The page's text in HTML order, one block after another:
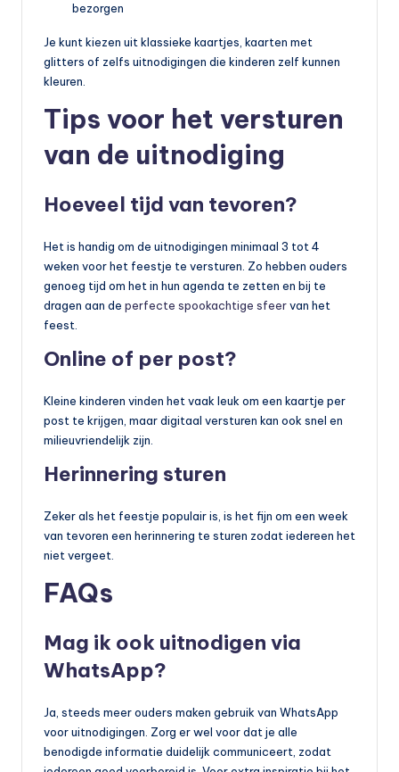
bezorgen
Je kunt kiezen uit klassieke kaartjes, kaarten met
glitters of zelfs uitnodigingen die kinderen zelf kunnen
kleuren.
Tips voor het versturen
van de uitnodiging
Hoeveel tijd van tevoren?
Het is handig om de uitnodigingen minimaal 3 tot 4
weken voor het feestje te versturen. Zo hebben ouders
genoeg tijd om het in hun agenda te zetten en bij te
dragen aan de perfecte spookachtige sfeervan het
feest.
Online of per post?
Kleine kinderen vinden het vaak leuk om een kaartje per
post te krijgen, maar digitaal versturen kan ook snel en
milieuvriendelijk zijn.
Herinnering sturen
Zeker als het feestje populair is, is het fijn om een week
van tevoren een herinnering te sturen zodat iedereen het
niet vergeet.
FAQs
Mag ik ook uitnodigen via
WhatsApp?
Ja, steeds meer ouders maken gebruik van WhatsApp
voor uitnodigingen. Zorg er wel voor dat je alle
benodigde informatie duidelijk communiceert, zodat